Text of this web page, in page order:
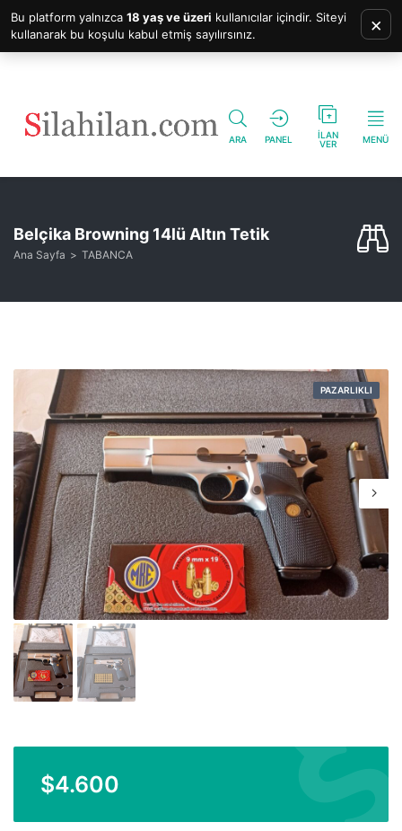
ARA PANEL
İLAN
VER
MENÜ
Belçika Browning 14lü Altın Tetik
Ana Sayfa TABANCA
PAZARLIKLI
$4.600
Bu platform yalnızca 18 yaş ve üzeri kullanıcılar içindir. Siteyi
kullanarak bu koşulu kabul etmiş sayılırsınız.
×